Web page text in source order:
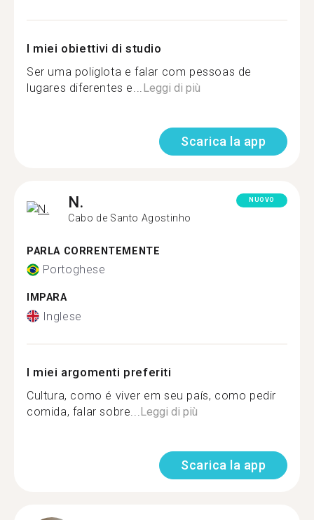
I miei obiettivi di studio
Ser uma poliglota e falar com pessoas de
lugares diferentes e... Leggi di più
Scarica la app
N.
Cabo de Santo Agostinho
NUOVO
PARLA CORRENTEMENTE
Portoghese
IMPARA
Inglese
I miei argomenti preferiti
Cultura, como é viver em seu país, como pedir
comida, falar sobre... Leggi di più
Scarica la app